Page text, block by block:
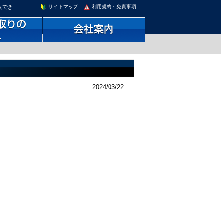
でき
利用規約・免責事項
サイトマップ
2024/03/22